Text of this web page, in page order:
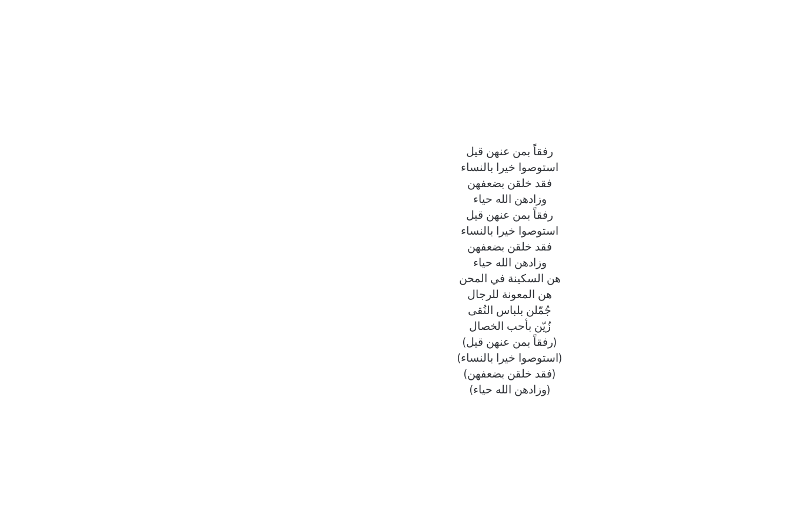
رفقاً بمن عنهن قيل
استوصوا خيرا بالنساء
فقد خلقن بضعفهن
وزادهن الله حياء
رفقاً بمن عنهن قيل
استوصوا خيرا بالنساء
فقد خلقن بضعفهن
وزادهن الله حياء
هن السكينة في المحن
هن المعونة للرجال
جُمّلن بلباس التُقى
زُيّن بأحب الخصال
(رفقاً بمن عنهن قيل)
(استوصوا خيرا بالنساء)
(فقد خلقن بضعفهن)
(وزادهن الله حياء)